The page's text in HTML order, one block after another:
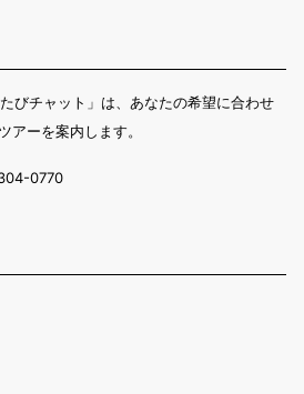
びチャット」は、あなたの希望に合わせ
アーを案内します。
0770